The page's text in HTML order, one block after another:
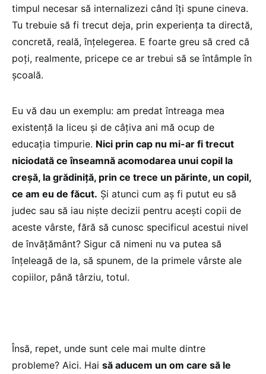
timpul necesar să internalizezi când îți spune cineva.
Tu trebuie să fi trecut deja, prin experiența ta directă,
concretă, reală, înțelegerea. E foarte greu să cred că
poți, realmente, pricepe ce ar trebui să se întâmple în
școală.
Eu vă dau un exemplu: am predat întreaga mea
existență la liceu și de câțiva ani mă ocup de
educația timpurie. Nici prin cap nu mi-ar fi trecut
niciodată ce înseamnă acomodarea unui copil la
creșă, la grădiniță, prin ce trece un părinte, un copil,
ce am eu de făcut. Și atunci cum aș fi putut eu să
judec sau să iau niște decizii pentru acești copii de
aceste vârste, fără să cunosc specificul acestui nivel
de învățământ? Sigur că nimeni nu va putea să
înțeleagă de la, să spunem, de la primele vârste ale
copiilor, până târziu, totul.
Însă, repet, unde sunt cele mai multe dintre
probleme? Aici. Hai să aducem un om care să le